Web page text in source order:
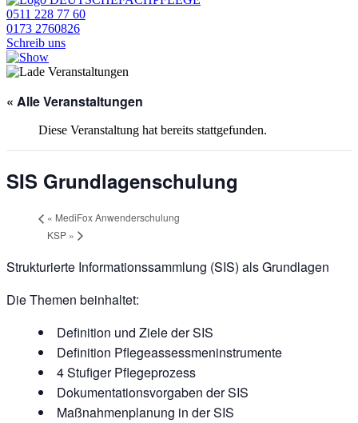
0511 228 77 60
0173 2760826
Schreib uns
« Alle Veranstaltungen
Diese Veranstaltung hat bereits stattgefunden.
SIS Grundlagenschulung
« MediFox Anwenderschulung
KSP »
Strukturierte Informationssammlung (SIS) als Grundlagen
Die Themen beinhaltet:
Definition und Ziele der SIS
Definition Pflegeassessmeninstrumente
4 Stufiger Pflegeprozess
Dokumentationsvorgaben der SIS
Maßnahmenplanung in der SIS